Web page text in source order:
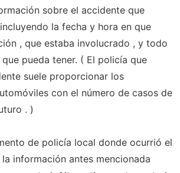
sobre el accidente que
la fecha y hora en que
, que estaba involucrado , y todo
pueda tener. ( El policía que
suele proporcionar los
con el número de casos de
. )
de policía local donde ocurrió el
información antes mencionada